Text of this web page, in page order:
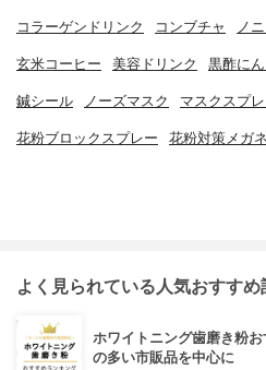
コラーゲンドリンク コンブチャ ノ
玄米コーヒー 美容ドリンク 黒酢にん
鍼シール ノーズマスク マスクスプ
花粉ブロックスプレー 花粉対策メガネ
よく見られている人気おすすめ
ホワイトニング歯磨き粉
の多い市販品を中心に